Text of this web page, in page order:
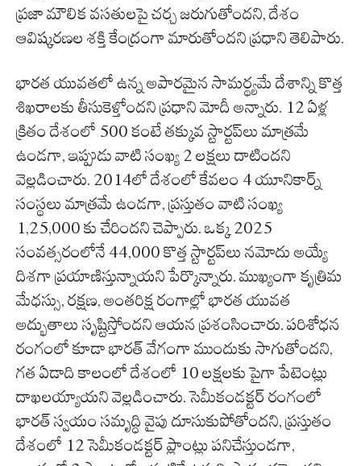
ప్రజా మౌలిక వసతులపై చర్చ జరుగుతోందని, దేశం
ఆవిష్కరణల శక్తి కేంద్రంగా మారుతోందని ప్రధాని తెలిపారు.
భారత యువతలో ఉన్న అపారమైన సామర్థ్యమే దేశాన్ని కొత్త
శిఖరాలకు తీసుకెళ్తోందని ప్రధాని మోదీ అన్నారు. 12 ఏళ్ల
క్రితం దేశంలో 500 కంటే తక్కువ స్టార్టప్‌లు మాత్రమే
ఉండగా, ఇప్పుడు వాటి సంఖ్య 2 లక్షలు దాటిందని
వెల్లడించారు. 2014లో దేశంలో కేవలం 4 యూనికార్న్
సంస్థలు మాత్రమే ఉండగా, ప్రస్తుతం వాటి సంఖ్య
1,25,000 కు చేరిందని చెప్పారు. ఒక్క 2025
సంవత్సరంలోనే 44,000 కొత్త స్టార్టప్‌లు నమోదు అయ్యే
దిశగా ప్రయాణిస్తున్నాయని పేర్కొన్నారు. ముఖ్యంగా కృత్రిమ
మేధస్సు, రక్షణ, అంతరిక్ష రంగాల్లో భారత యువత
అద్భుతాలు సృష్టిస్తోందని ఆయన ప్రశంసించారు. పరిశోధన
రంగంలో కూడా భారత్ వేగంగా ముందుకు సాగుతోందని,
గత ఏడాది కాలంలో దేశంలో 10 లక్షలకు పైగా పేటెంట్లు
దాఖలయ్యాయని వెల్లడించారు. సెమీకండక్టర్ రంగంలో
భారత్ స్వయం సమృద్ధి వైపు దూసుకుపోతోందని, ప్రస్తుతం
దేశంలో 12 సెమీకండక్టర్ ప్లాంట్లు పనిచేస్తుండగా,